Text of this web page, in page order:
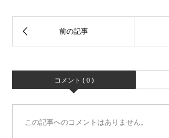
コメント ( 0 )
この記事へのコメントはありません。